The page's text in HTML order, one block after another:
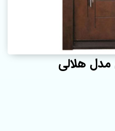
هلالی